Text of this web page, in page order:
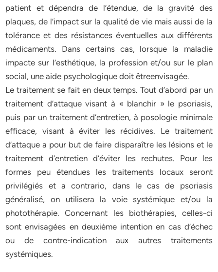
patient et dépendra de l’étendue, de la gravité des
plaques, de l’impact sur la qualité de vie mais aussi de la
tolérance et des résistances éventuelles aux différents
médicaments. Dans certains cas, lorsque la maladie
impacte sur l’esthétique, la profession et/ou sur le plan
social, une aide psychologique doit êtreenvisagée.
Le traitement se fait en deux temps. Tout d’abord par un
traitement d’attaque visant à « blanchir » le psoriasis,
puis par un traitement d’entretien, à posologie minimale
efficace, visant à éviter les récidives. Le traitement
d’attaque a pour but de faire disparaître les lésions et le
traitement d’entretien d’éviter les rechutes. Pour les
formes peu étendues les traitements locaux seront
privilégiés et a contrario, dans le cas de psoriasis
généralisé, on utilisera la voie systémique et/ou la
photothérapie. Concernant les biothérapies, celles-ci
sont envisagées en deuxième intention en cas d’échec
ou de contre-indication aux autres traitements
systémiques.